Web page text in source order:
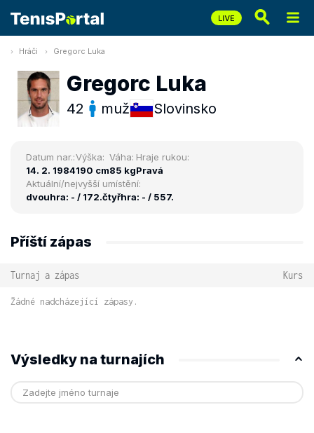
Hráči Gregorc Luka
Gregorc Luka
42 muž Slovinsko
Datum nar.:
14. 2. 1984
Výška:
190 cm
Váha:
85 kg
Hraje rukou:
Pravá
Aktuální/nejvyšší umístění:
dvouhra: - / 172.čtyřhra: - / 557.
Příští zápas
Turnaj a zápas Kurs
Žádné nadcházející zápasy.
Výsledky na turnajích